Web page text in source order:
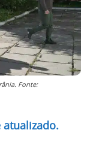
Fonte:
atualizado.